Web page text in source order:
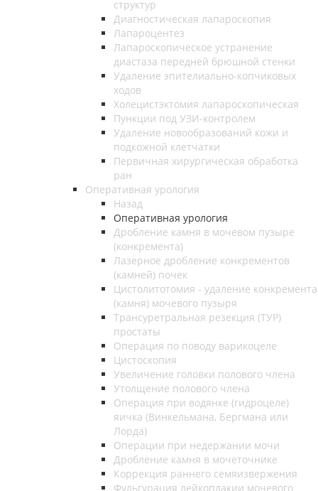
структур
Диагностическая лапароскопия
Лапароцентез
Лапароскопическое устранение
диастаза передней брюшной стенки
Удаление эпителиально-копчиковых
ходов
Холецистэктомия лапароскопическая
Пункции под УЗИ-контролем
Удаление новообразований кожи и
подкожной клетчатки
Первичная хирургическая обработка
ран
Оперативная урология
Назад
Оперативная урология
Дробление камня в мочевом пузыре
(конкремента)
Лазерное дробление конкрементов
(камней) почек
Цистолитотомия - удаление конкремента
(камня) мочевого пузыря
Трансуретральная резекция (ТУР)
простаты
Операция по поводу варикоцеле
Цистоскопия
Увеличение головки полового члена
Утолщение полового члена
Операция при водянке (гидроцеле)
яичка (Винкельмана, Бергмана или
Лорда)
Операции при недержании мочи
Дробление камня в мочеточнике
Коррекция раннего семяизвержения
Фульгурация лейкоплакии мочевого